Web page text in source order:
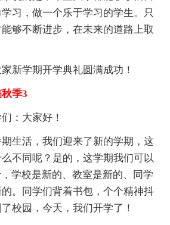
习，做一个乐于学习的学生。只
够不断进步，在未来的道路上取
学期开学典礼圆满成功！
季3
：大家好！
活，我们迎来了新的学期，这
不同呢？是的，这学期我们可以
学校是新的、教室是新的、同学
。同学们背着书包，个个精神抖
校园，今天，我们开学了！